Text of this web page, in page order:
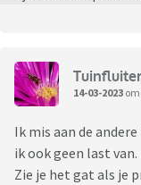
Tuinfluiter
14-03-2023
Ik mis aan de
ik ook geen last van.
Zie je het gat als je